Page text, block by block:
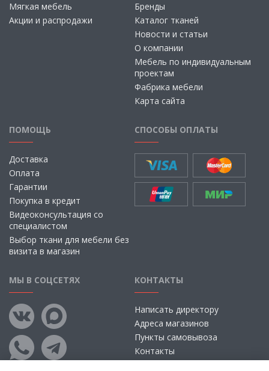
Мягкая мебель
Акции и распродажи
Бренды
Каталог тканей
Новости и статьи
О компании
Мебель по индивидуальным
проектам
Фабрика мебели
Карта сайта
ПОМОЩЬ
Доставка
Оплата
Гарантии
Покупка в кредит
Видеоконсультация со
специалистом
Выбор ткани для мебели без
визита в магазин
СПОСОБЫ ОПЛАТЫ
МЫ В СОЦСЕТЯХ КОНТАКТЫ
Написать директору
Адреса магазинов
Пункты самовывоза
Контакты